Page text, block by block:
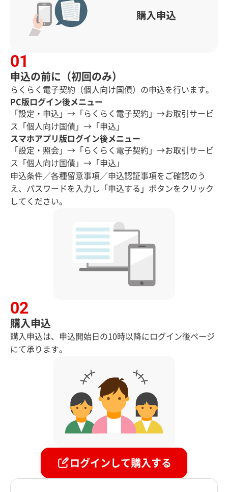
申込の前に（初回のみ）
らくらく電子契約（個人向け国債）の申込を行います。
PC版ログイン後メニュー
「設定・申込」→「らくらく電子契約」→お取引サービ
ス「個人向け国債」→「申込」
スマホアプリ版ログイン後メニュー
「設定・照会」→「らくらく電子契約」→お取引サービ
ス「個人向け国債」→「申込」
申込条件／各種留意事項／申込認証事項をご確認のう
え、パスワードを入力し「申込する」ボタンをクリック
してください。
購入申込
購入申込は、申込開始日の10時以降にログイン後ページ
にて承ります。
ログインして購入する